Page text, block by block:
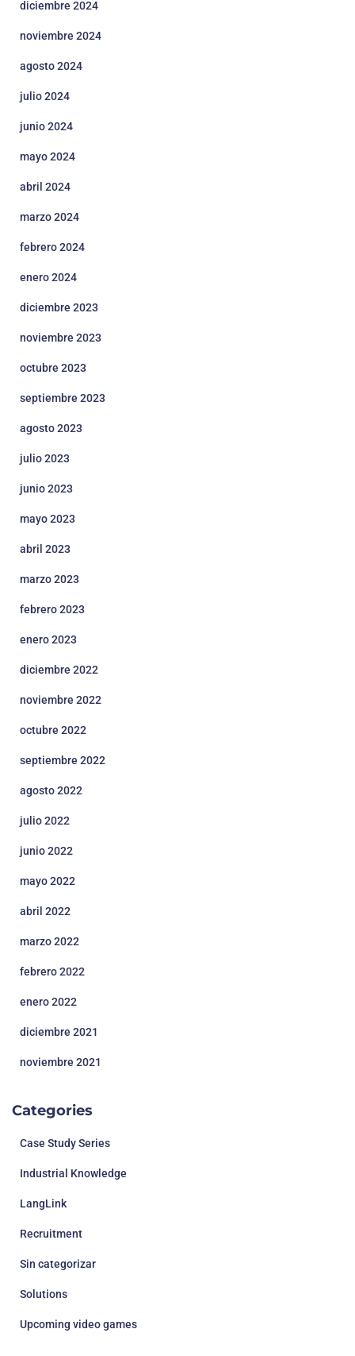
diciembre 2024
noviembre 2024
agosto 2024
julio 2024
junio 2024
mayo 2024
abril 2024
marzo 2024
febrero 2024
enero 2024
diciembre 2023
noviembre 2023
octubre 2023
septiembre 2023
agosto 2023
julio 2023
junio 2023
mayo 2023
abril 2023
marzo 2023
febrero 2023
enero 2023
diciembre 2022
noviembre 2022
octubre 2022
septiembre 2022
agosto 2022
julio 2022
junio 2022
mayo 2022
abril 2022
marzo 2022
febrero 2022
enero 2022
diciembre 2021
noviembre 2021
Categories
Case Study Series
Industrial Knowledge
LangLink
Recruitment
Sin categorizar
Solutions
Upcoming video games